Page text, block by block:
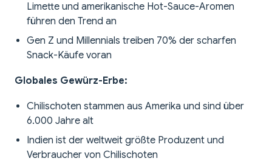
Limette und amerikanische Hot-Sauce-Aromen
führen den Trend an
Gen Z und Millennials treiben 70% der scharfen
Snack-Käufe voran
Globales Gewürz-Erbe:
Chilischoten stammen aus Amerika und sind über
6.000 Jahre alt
Indien ist der weltweit größte Produzent und
Verbraucher von Chilischoten